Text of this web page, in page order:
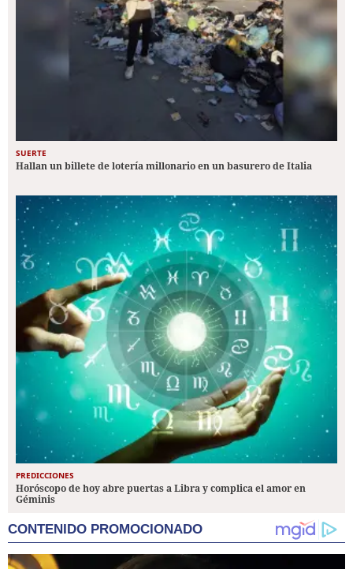
SUERTE
Hallan un billete de lotería millonario en un basurero de Italia
PREDICCIONES
Horóscopo de hoy abre puertas a Libra y complica el amor en
Géminis
CONTENIDO PROMOCIONADO